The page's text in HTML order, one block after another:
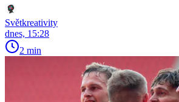
Světkreativity
dnes, 15:28
2 min